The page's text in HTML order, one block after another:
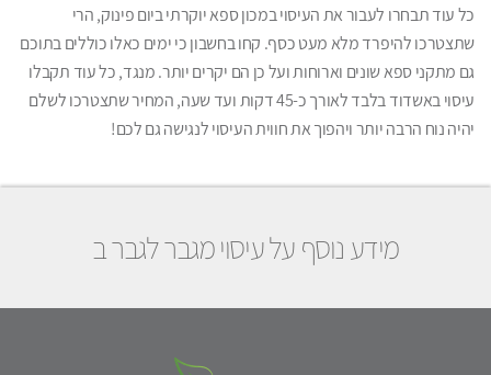
כל עוד תבחרו לעבור את העיסוי במכון ספא יוקרתי ביום פינוק, הרי
שתצטרכו להיפרד מלא מעט כסף. קחו בחשבון כי ימים כאלו כוללים בתוכם
גם מתקני ספא שונים וארוחות ועל כן הם יקרים יותר. מנגד, כל עוד תקבלו
עיסוי באשדוד בלבד לאורך כ-45 דקות ועד שעה, המחיר שתצטרכו לשלם
יהיה נוח הרבה יותר ויהפוך את חווית העיסוי לנגישה גם לכם!
מידע נוסף על עיסוי מגבר לגבר ב